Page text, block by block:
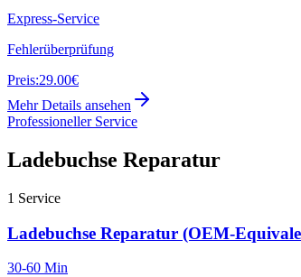
Express-Service
Fehlerüberprüfung
Preis:29.00€
Mehr Details ansehen
Professioneller Service
Ladebuchse Reparatur
1 Service
Ladebuchse Reparatur (OEM-
30-60 Min